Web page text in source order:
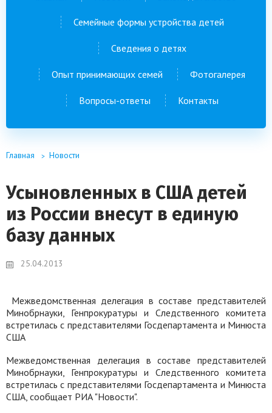
Семейные формы устройства детей
Сведения о детях
Опыт принимающих семей Фотогалерея
Вопросы-ответы Контакты
Главная Новости
Усыновленных в США детей
из России внесут в единую
базу данных
25.04.2013
Межведомственная делегация в составе представителей
Минобрнауки, Генпрокуратуры и Следственного комитета
встретилась с представителями Госдепартамента и Минюста
США
Межведомственная делегация в составе представителей
Минобрнауки, Генпрокуратуры и Следственного комитета
встретилась с представителями Госдепартамента и Минюста
США, сообщает РИА "Новости".